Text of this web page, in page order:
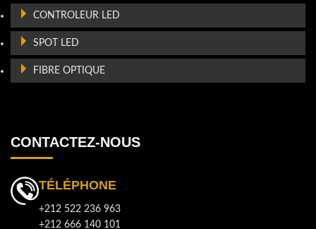
CONTROLEUR LED
SPOT LED
FIBRE OPTIQUE
CONTACTEZ-NOUS
TÉLÉPHONE
+212 522 236 963
+212 666 140 101